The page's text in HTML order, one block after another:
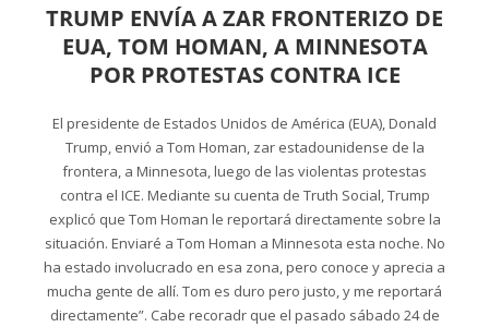
TRUMP ENVÍA A ZAR FRONTERIZO DE
EUA, TOM HOMAN, A MINNESOTA
POR PROTESTAS CONTRA ICE
El presidente de Estados Unidos de América (EUA), Donald
Trump, envió a Tom Homan, zar estadounidense de la
frontera, a Minnesota, luego de las violentas protestas
contra el ICE. Mediante su cuenta de Truth Social, Trump
explicó que Tom Homan le reportará directamente sobre la
situación. Enviaré a Tom Homan a Minnesota esta noche. No
ha estado involucrado en esa zona, pero conoce y aprecia a
mucha gente de allí. Tom es duro pero justo, y me reportará
directamente”. Cabe recoradr que el pasado sábado 24 de